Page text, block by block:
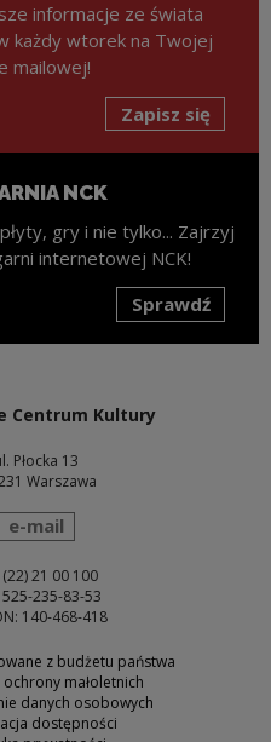
informacje ze świata
każdy wtorek na Twojej
mailowej!
Zapisz się
NCK
gry i nie tylko... Zajrzyj
internetowej NCK!
Sprawdź
Centrum Kultury
Płocka 13
Warszawa
wyślij wiadomość
e-mail
21 00 100
525-235-83-53
140-468-418
z budżetu państwa
małoletnich
danych osobowych
dostępności